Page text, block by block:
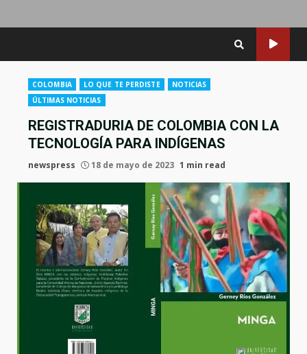
COLOMBIA LO QUE TE PERDISTE
NOTICIAS
ÚLTIMAS NOTICIAS
REGISTRADURIA DE COLOMBIA CON LA
TECNOLOGÍA PARA INDÍGENAS
newspress 18 de mayo de 2023 1 min read